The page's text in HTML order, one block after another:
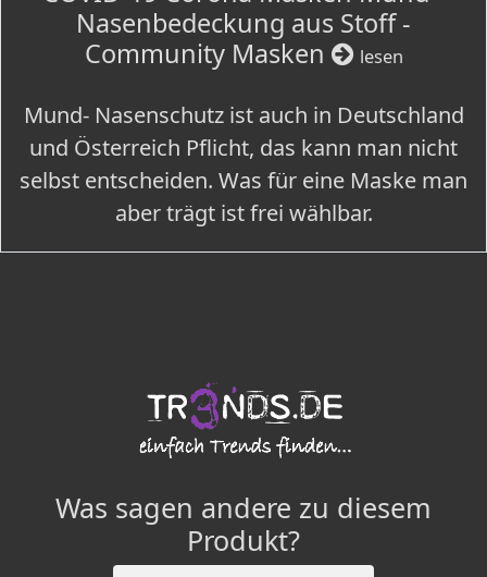
Nasenbedeckung aus Stoff -
Community Masken
lesen
Mund- Nasenschutz ist auch in Deutschland
und Österreich Pflicht, das kann man nicht
selbst entscheiden. Was für eine Maske man
aber trägt ist frei wählbar.
Was sagen andere zu diesem
Produkt?